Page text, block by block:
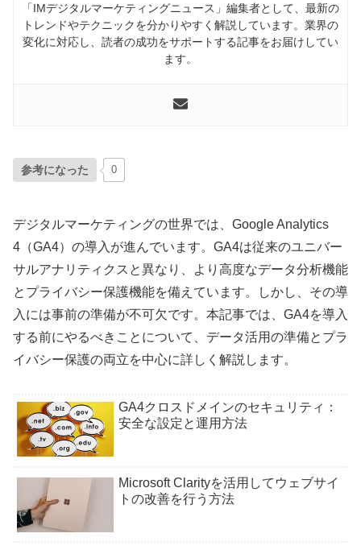
「IMデジタルマーケティングニュース」編集者として、最新の
トレンドやテクニックを分かりやすく解説しています。業界の
変化に対応し、読者の成功をサポートする記事をお届けしてい
ます。
参考になった 0
デジタルマーケティングの世界では、Google Analytics
4（GA4）の導入が進んでいます。GA4は従来のユニバー
サルアナリティクスと異なり、より高度なデータ分析機能
とプライバシー保護機能を備えています。しかし、その導
入には事前の準備が不可欠です。本記事では、GA4を導入
する前にやるべきことについて、データ活用の準備とプラ
イバシー保護の両立を中心に詳しく解説します。
GA4クロスドメインのセキュリティ：
安全な設定と運用方法
Microsoft Clarityを活用してウェブサイ
トの改善を行う方法